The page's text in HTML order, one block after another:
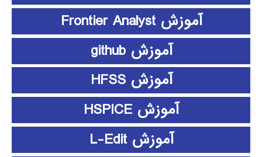
آموزش Frontier Analyst
آموزش github
آموزش HFSS
آموزش HSPICE
آموزش L-Edit